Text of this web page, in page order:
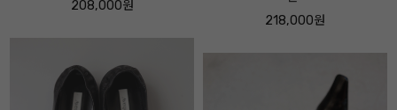
218,000원